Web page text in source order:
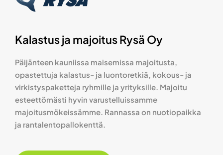
Kalastus ja majoitus Rysä Oy
Päijänteen kauniissa maisemissa majoitusta,
opastettuja kalastus- ja luontoretkiä, kokous- ja
virkistyspaketteja ryhmille ja yrityksille. Majoitu
esteettömästi hyvin varustelluissamme
majoitusmökeissämme. Rannassa on nuotiopaikka
ja rantalentopallokenttä.